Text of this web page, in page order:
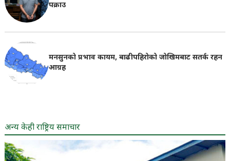
पक्राउ
मनसुनको प्रभाव कायम, बाढीपहिरोको जोखिमबाट सतर्क रहन
आग्रह
अन्य केही राष्ट्रिय समाचार